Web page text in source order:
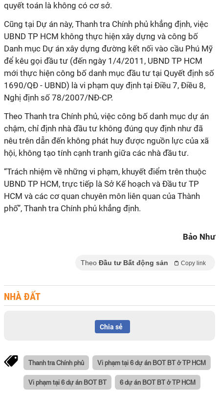
quyết toán là không có cơ sở.
Cũng tại Dự án này, Thanh tra Chính phủ khẳng định, việc
UBND TP HCM không thực hiện xây dựng và công bố
Danh mục Dự án xây dựng đường kết nối vào cầu Phú Mỹ
để kêu gọi đầu tư (đến ngày 1/4/2011, UBND TP HCM
mới thực hiện công bố danh mục đầu tư tại Quyết định số
1690/QĐ - UBND) là vi phạm quy định tại Điều 7, Điều 8,
Nghị định số 78/2007/NĐ-CP.
Theo Thanh tra Chính phủ, việc công bố danh mục dự án
chậm, chỉ định nhà đầu tư không đúng quy định như đã
nêu trên dẫn đến không phát huy được nguồn lực của xã
hội, không tạo tính cạnh tranh giữa các nhà đầu tư.
“Trách nhiệm về những vi phạm, khuyết điểm trên thuộc
UBND TP HCM, trực tiếp là Sở Kế hoạch và Đầu tư TP
HCM và các cơ quan chuyên môn liên quan của Thành
phố”, Thanh tra Chính phủ khẳng định.
Bảo Như
Theo Đầu tư Bất động sản Copy link
NHÀ ĐẤT
Chia sẻ
Thanh tra Chính phủ Vi phạm tại 6 dự án BOT BT ở TP HCM
Vi phạm tại 6 dự án BOT BT 6 dự án BOT BT ở TP HCM